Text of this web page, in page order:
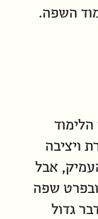
השפה.
הלימוד
ויציבה
אבל
שפה
גדול